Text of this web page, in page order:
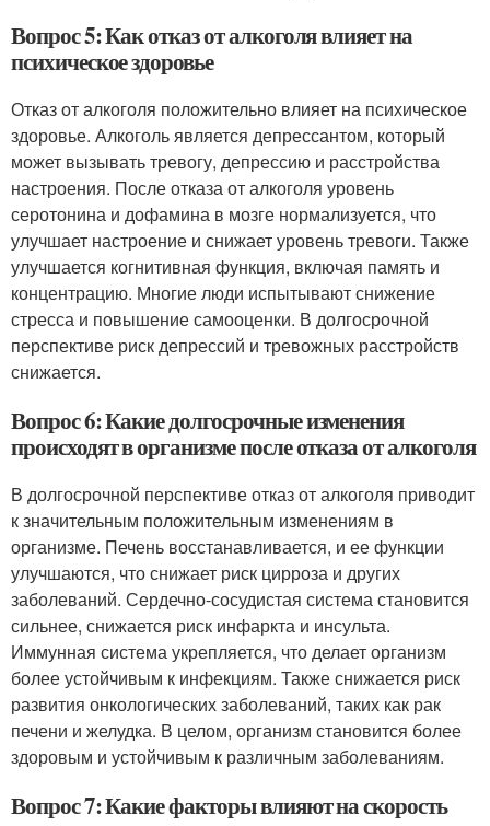
Вопрос 5: Как отказ от алкоголя влияет на
психическое здоровье
Отказ от алкоголя положительно влияет на психическое
здоровье. Алкоголь является депрессантом, который
может вызывать тревогу, депрессию и расстройства
настроения. После отказа от алкоголя уровень
серотонина и дофамина в мозге нормализуется, что
улучшает настроение и снижает уровень тревоги. Также
улучшается когнитивная функция, включая память и
концентрацию. Многие люди испытывают снижение
стресса и повышение самооценки. В долгосрочной
перспективе риск депрессий и тревожных расстройств
снижается.
Вопрос 6: Какие долгосрочные изменения
происходят в организме после отказа от алкоголя
В долгосрочной перспективе отказ от алкоголя приводит
к значительным положительным изменениям в
организме. Печень восстанавливается, и ее функции
улучшаются, что снижает риск цирроза и других
заболеваний. Сердечно-сосудистая система становится
сильнее, снижается риск инфаркта и инсульта.
Иммунная система укрепляется, что делает организм
более устойчивым к инфекциям. Также снижается риск
развития онкологических заболеваний, таких как рак
печени и желудка. В целом, организм становится более
здоровым и устойчивым к различным заболеваниям.
Вопрос 7: Какие факторы влияют на скорость